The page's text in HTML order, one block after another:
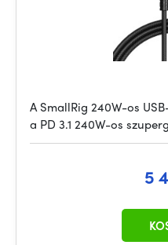
A SmallRig 240W-os
a PD 3.1 240W-os
5